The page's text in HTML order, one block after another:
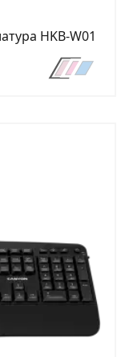
HKB-W01